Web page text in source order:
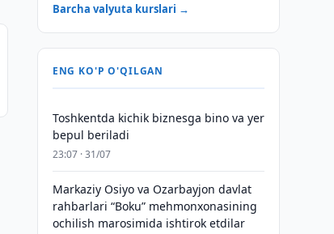
Barcha valyuta kurslari →
ENG KO'P O'QILGAN
Toshkentda kichik biznesga bino va yer
bepul beriladi
23:07 · 31/07
Markaziy Osiyo va Ozarbayjon davlat
rahbarlari “Boku” mehmonxonasining
ochilish marosimida ishtirok etdilar